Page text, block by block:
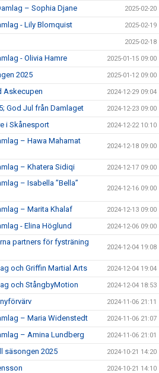
– Sophia Djane 2025-02-20
- Lily Blomquist 2025-02-19
2025-02-18
- Olivia Hamre 2025-01-15 09:00
2025 2025-01-12 09:00
Askecupen 2024-12-29 09:04
God Jul från Damlaget 2024-12-23 09:00
i Skånesport 2024-12-22 10:10
– Hawa Mahamat
2024-12-18 09:00
– Khatera Sidiqi 2024-12-17 09:00
– Isabella ”Bella”
2024-12-16 09:00
– Marita Khalaf 2024-12-13 09:00
- Elina Höglund 2024-12-06 09:00
partners för fysträning
2024-12-04 19:08
och Griffin Martial Arts 2024-12-04 19:04
och StångbyMotion 2024-12-04 18:53
2024-11-06 21:11
– Maria Widenstedt 2024-11-06 21:07
– Amina Lundberg 2024-11-06 21:01
säsongen 2025 2024-10-21 14:20
2024-10-21 14:10